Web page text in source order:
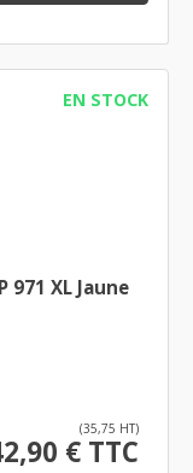
EN STOCK
XL Jaune
(35,75 HT)
€ TTC